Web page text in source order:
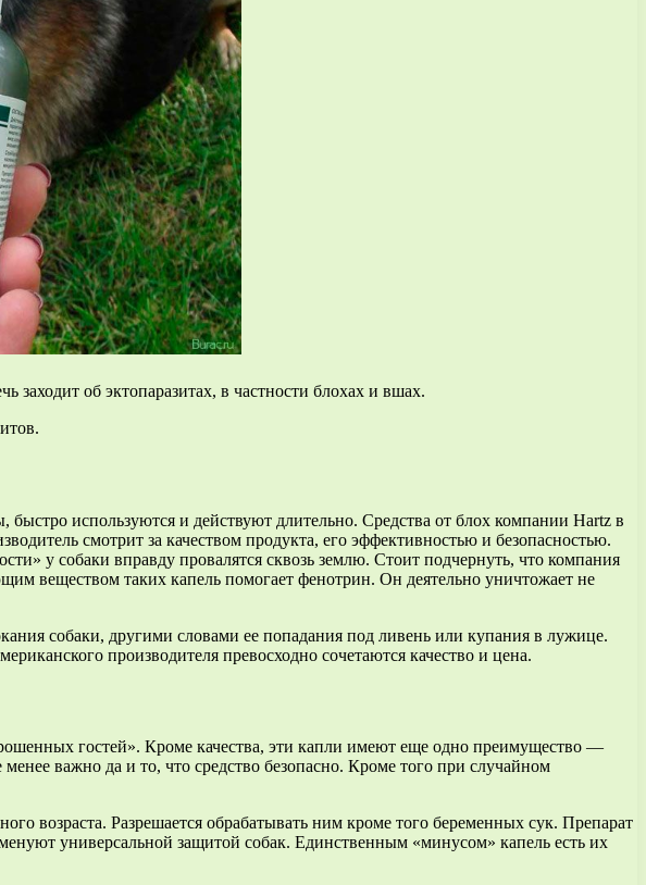
об эктопаразитах, в частности блохах и вшах.
используются и действуют длительно. Средства от блох компании Hartz в
смотрит за качеством продукта, его эффективностью и безопасностью.
у собаки вправду провалятся сквозь землю. Стоит подчернуть, что компания
веществом таких капель помогает фенотрин. Он деятельно уничтожает не
собаки, другими словами ее попадания под ливень или купания в лужице.
производителя превосходно сочетаются качество и цена.
гостей». Кроме качества, эти капли имеют еще одно преимущество —
важно да и то, что средство безопасно. Кроме того при случайном
возраста. Разрешается обрабатывать ним кроме того беременных сук. Препарат
универсальной защитой собак. Единственным «минусом» капель есть их